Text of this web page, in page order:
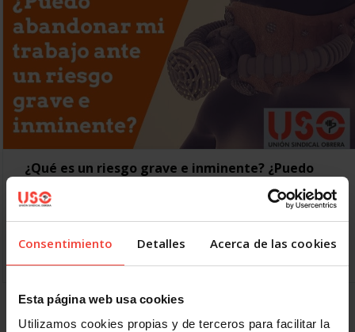
Consentimiento Detalles Acerca de las cookies
Esta página web usa cookies
Utilizamos cookies propias y de terceros para facilitar la
¿Qué es un riesgo grave e inminente? ¿Puedo
abandonar mi puesto de trabajo sin sanción?
25 MARZO, 2020
¿Qué es un riesgo grave e inminente en el puesto de
trabajo? Como riesgo grave e inminente o RGI se define el